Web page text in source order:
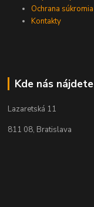
Ochrana súkromia
Kontakty
Kde nás nájdete
Lazaretská 11
811 08, Bratislava